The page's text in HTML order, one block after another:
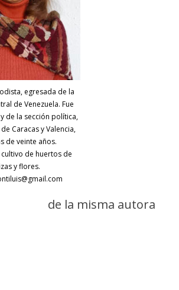
egresada de la
de Venezuela. Fue
de la sección política,
Caracas y Valencia,
de veinte años.
de huertos de
y flores.
de la misma autora